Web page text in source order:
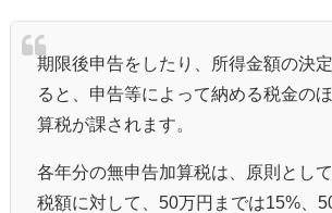
期限後申告をしたり、所得金額の決
ると、申告等によって納める税金の
算税が課されます。
各年分の無申告加算税は、原則とし
税額に対して、50万円までは15%、